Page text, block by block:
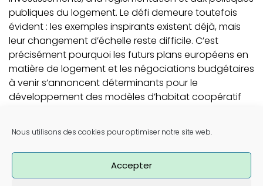
Nous utilisons des cookies pour optimiser notre site web.
Accepter
publiques du logement. Le défi demeure toutefois
évident : les exemples inspirants existent déjà, mais
leur changement d’échelle reste difficile. C’est
précisément pourquoi les futurs plans européens en
matière de logement et les négociations budgétaires
à venir s’annoncent déterminants pour le
développement des modèles d’habitat coopératif
Post navigation
Joris De Kelver (wooncoop) dans Le Soir : « Nous
Des Anversois créent une coopérative pour sauver
l’emblématique maison d’artistes Ercola